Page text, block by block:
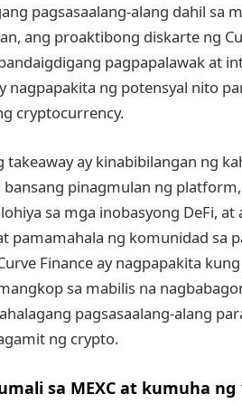
pagsasaalang-alang dahil sa
ang proaktibong diskarte ng
pagpapalawak at
nagpapakita ng potensyal nito
cryptocurrency.
ay kinabibilangan ng
pinagmulan ng
sa mga inobasyong DeFi,
pamamahala ng komunidad sa
Finance ay nagpapakita
sa mabilis na
pagsasaalang-alang
ng crypto.
sa MEXC at kumuha ng